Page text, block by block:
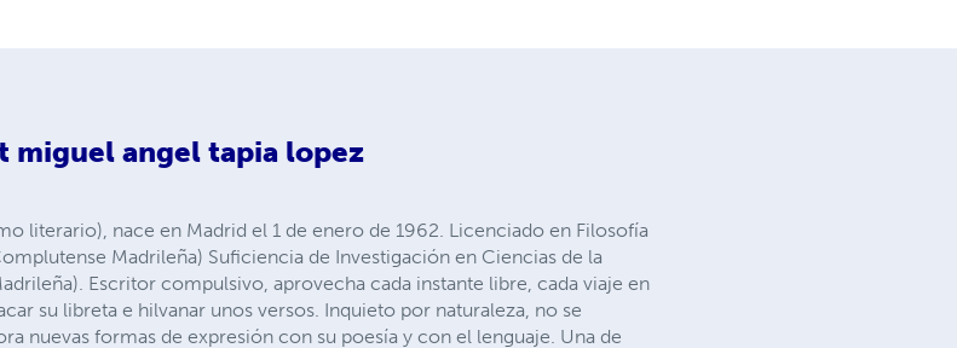
miguel angel tapia lopez
literario), nace en Madrid el 1 de enero de 1962. Licenciado en Filosofía
Madrileña) Suficiencia de Investigación en Ciencias de la
Escritor compulsivo, aprovecha cada instante libre, cada viaje en
su libreta e hilvanar unos versos. Inquieto por naturaleza, no se
nuevas formas de expresión con su poesía y con el lenguaje. Una de